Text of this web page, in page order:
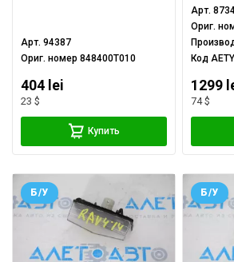
Арт.94387
Ориг. номер848400T010
404 lei
23 $
Купить
Арт.
Ориг.
Код
1299
74 $
Б/У Б/У